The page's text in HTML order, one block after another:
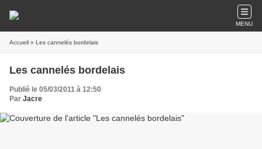
MENU
Accueil » Les cannelés bordelais
Les cannelés bordelais
Publié le 05/03/2011 à 12:50
Par Jacre